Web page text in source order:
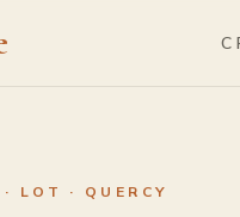
LOT · QUERCY